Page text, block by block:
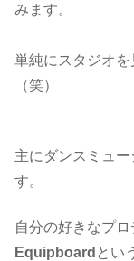
みます。
単純にスタジオ
（笑）
主にダンスミュ
す。
自分の好きなプ
Equipboard とい